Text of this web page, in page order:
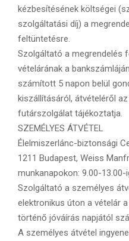
kézbesítésének költségei
szolgáltatási díj) a
feltüntetésre.
Szolgáltató a megrendelés
vételárának a
számított 5 napon belül
kiszállításáról, átvételéről
futárszolgálat tájékoztatja.
SZEMÉLYES ÁTVÉTEL
Élelmiszerlánc-biztonsági
1211 Budapest, Weiss
munkanapokon: 9.00-13.00-
Szolgáltató a személyes
elektronikus úton a vételár
történő jóváírás napjától
A személyes átvétel